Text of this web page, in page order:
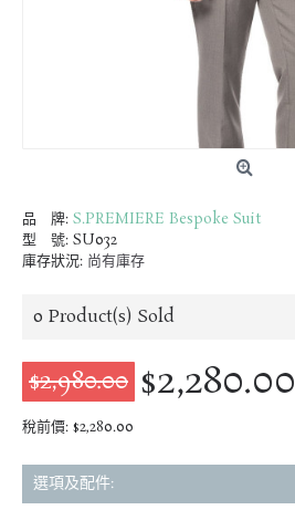
品 牌: S.PREMIERE Bespoke Suit
型 號: SU032
庫存狀況: 尚有庫存
0 Product(s) Sold
$2,980.00 $2,280.00
稅前價: $2,280.00
選項及配件: